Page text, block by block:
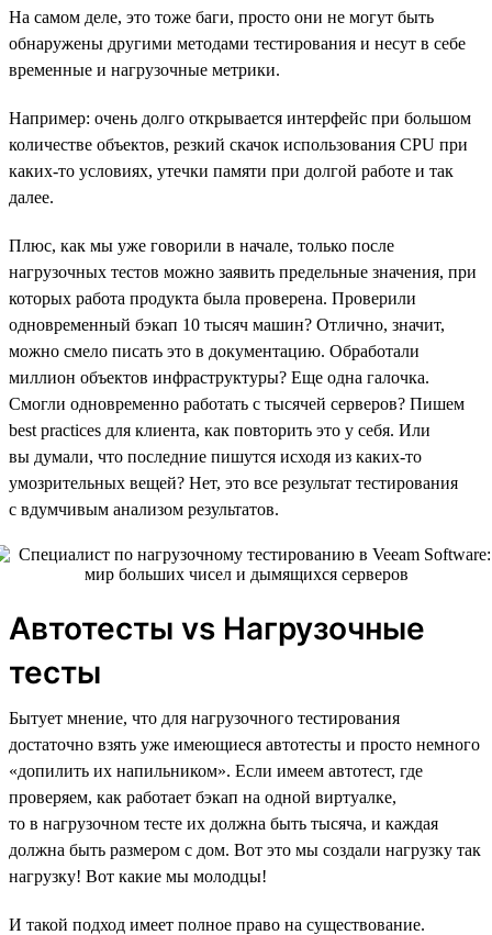
На самом деле, это тоже баги, просто они не могут быть
обнаружены другими методами тестирования и несут в себе
временные и нагрузочные метрики.
Например: очень долго открывается интерфейс при большом
количестве объектов, резкий скачок использования CPU при
каких-то условиях, утечки памяти при долгой работе и так
далее.
Плюс, как мы уже говорили в начале, только после
нагрузочных тестов можно заявить предельные значения, при
которых работа продукта была проверена. Проверили
одновременный бэкап 10 тысяч машин? Отлично, значит,
можно смело писать это в документацию. Обработали
миллион объектов инфраструктуры? Еще одна галочка.
Смогли одновременно работать с тысячей серверов? Пишем
best practices для клиента, как повторить это у себя. Или
вы думали, что последние пишутся исходя из каких-то
умозрительных вещей? Нет, это все результат тестирования
с вдумчивым анализом результатов.
Автотесты vs Нагрузочные
тесты
Бытует мнение, что для нагрузочного тестирования
достаточно взять уже имеющиеся автотесты и просто немного
«допилить их напильником». Если имеем автотест, где
проверяем, как работает бэкап на одной виртуалке,
то в нагрузочном тесте их должна быть тысяча, и каждая
должна быть размером с дом. Вот это мы создали нагрузку так
нагрузку! Вот какие мы молодцы!
И такой подход имеет полное право на существование.